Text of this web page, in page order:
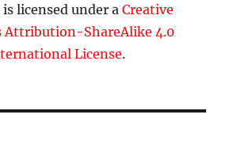
licensed under a Creative
Attribution-ShareAlike 4.0
License.